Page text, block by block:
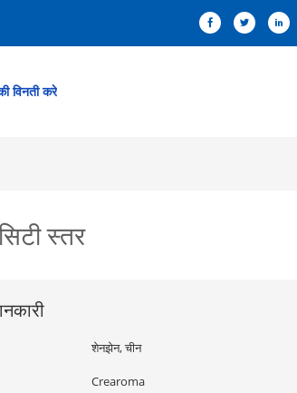
विनती करे
स्तर
शेनझेन, चीन
Crearoma